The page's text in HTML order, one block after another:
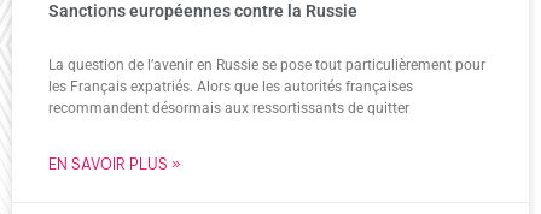
Sanctions européennes contre la Russie
La question de l’avenir en Russie se pose tout particulièrement pour
les Français expatriés. Alors que les autorités françaises
recommandent désormais aux ressortissants de quitter
EN SAVOIR PLUS »